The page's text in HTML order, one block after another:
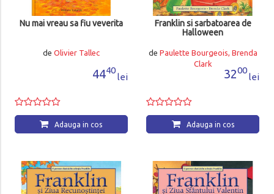
Nu mai vreau sa fiu veverita
de Olivier Tallec
4440
lei
Adauga in cos
Franklin si sarbatoarea de
Halloween
de Paulette Bourgeois, Brenda
Clark
3200
lei
Adauga in cos